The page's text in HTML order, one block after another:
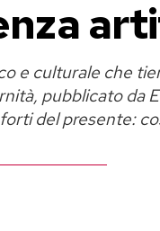
e culturale che
pubblicato da
del presente: